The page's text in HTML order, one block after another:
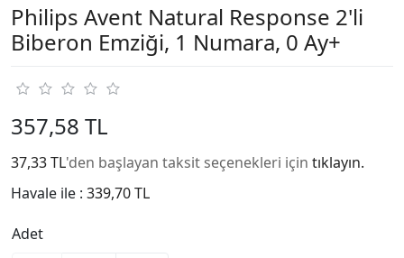
Philips Avent Natural Response 2'li
Biberon Emziği, 1 Numara, 0 Ay+
357,58 TL
37,33 TL'den başlayan taksit seçenekleri için tıklayın.
Havale ile : 339,70 TL
Adet